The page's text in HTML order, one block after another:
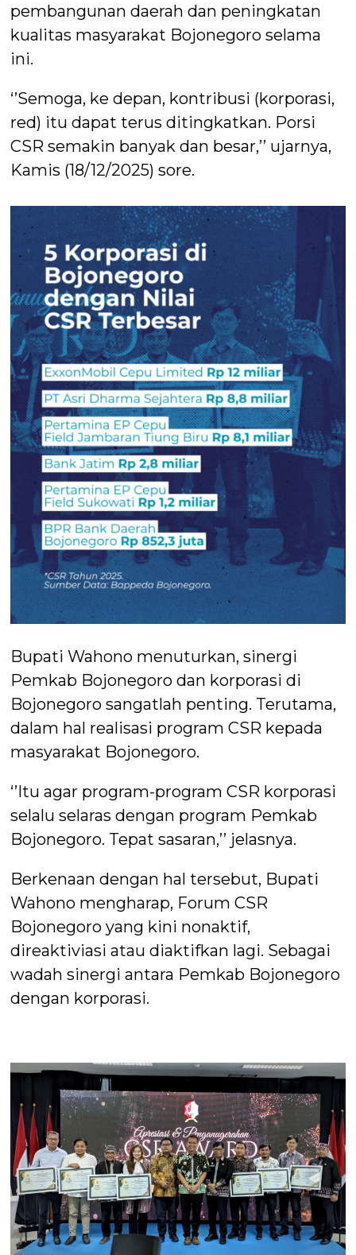
pembangunan daerah dan peningkatan
kualitas masyarakat Bojonegoro selama
ini.
‘’Semoga, ke depan, kontribusi (korporasi,
red) itu dapat terus ditingkatkan. Porsi
CSR semakin banyak dan besar,’’ ujarnya,
Kamis (18/12/2025) sore.
Bupati Wahono menuturkan, sinergi
Pemkab Bojonegoro dan korporasi di
Bojonegoro sangatlah penting. Terutama,
dalam hal realisasi program CSR kepada
masyarakat Bojonegoro.
‘’Itu agar program-program CSR korporasi
selalu selaras dengan program Pemkab
Bojonegoro. Tepat sasaran,’’ jelasnya.
Berkenaan dengan hal tersebut, Bupati
Wahono mengharap, Forum CSR
Bojonegoro yang kini nonaktif,
direaktiviasi atau diaktifkan lagi. Sebagai
wadah sinergi antara Pemkab Bojonegoro
dengan korporasi.